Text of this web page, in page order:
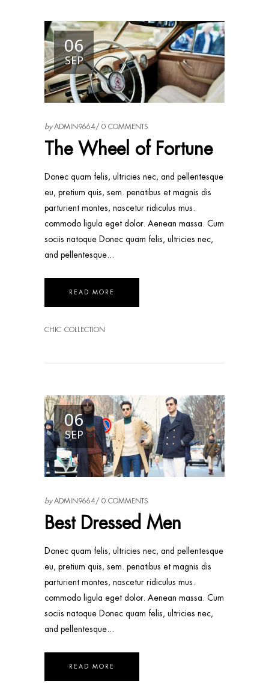
06
SEP
byADMIN9664 0 COMMENTS
The Wheel of Fortune
Donec quam felis, ultricies nec, and pellentesque
eu, pretium quis, sem. penatibus et magnis dis
parturient montes, nascetur ridiculus mus.
commodo ligula eget dolor. Aenean massa. Cum
sociis natoque Donec quam felis, ultricies nec,
and pellentesque
READ MORE
CHIC COLLECTION
06
SEP
byADMIN9664 0 COMMENTS
Best Dressed Men
Donec quam felis, ultricies nec, and pellentesque
eu, pretium quis, sem. penatibus et magnis dis
parturient montes, nascetur ridiculus mus.
commodo ligula eget dolor. Aenean massa. Cum
sociis natoque Donec quam felis, ultricies nec,
and pellentesque
READ MORE